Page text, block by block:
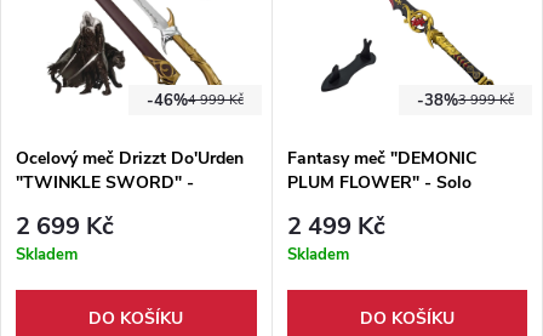
4 999 Kč
-46%
Ocelový meč Drizzt Do'Urden
"TWINKLE SWORD" -
2 699 Kč
Skladem
DO KOŠÍKU
3 999 Kč
-38%
Fantasy meč "DEMONIC
PLUM FLOWER" - Solo
2 499 Kč
Skladem
DO KOŠÍKU